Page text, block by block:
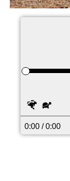
Szybciej
0:00 / 0:00